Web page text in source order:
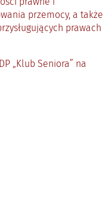
przemocy, a także
prawach
„Klub Seniora” na